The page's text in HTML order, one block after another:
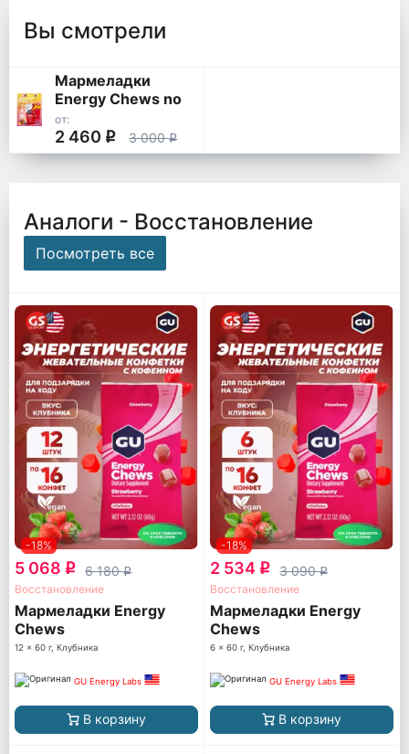
Вы смотрели
Мармеладки
Energy Chews no
caffeine
от:
2 460 q 3 000q
Аналоги - Восстановление
Посмотреть все
-18%
5 068 q 6 180q
Восстановление
Мармеладки Energy
Chews
12 x 60 г, Клубника
GU Energy Labs
В корзину
-18%
2 534 q 3 090q
Восстановление
Мармеладки Energy
Chews
6 x 60 г, Клубника
GU Energy Labs
В корзину